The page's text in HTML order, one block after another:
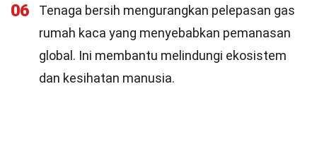
06
Tenaga bersih mengurangkan pelepasan gas
rumah kaca yang menyebabkan pemanasan
global. Ini membantu melindungi ekosistem
dan kesihatan manusia.